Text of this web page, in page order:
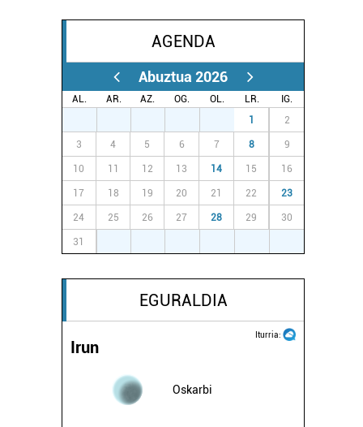
AGENDA
Abuztua 2026
AL. AR. AZ. OG. OL. LR.
IG.
1 2
3 4 5 6 7 8 9
10 11 12 13 14 15 16
17 18 19 20 21 22 23
24 25 26 27 28 29 30
31
EGURALDIA
Iturria:
Irun
Oskarbi